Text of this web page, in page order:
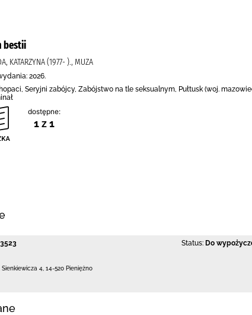
bestii
KATARZYNA (1977- )., MUZA
2026.
Seryjni zabójcy, Zabójstwo na tle seksualnym, Pułtusk (woj.
dostępne:
1 z 1
Status: Do
Sienkiewicza 4 14-520 Pieniężno